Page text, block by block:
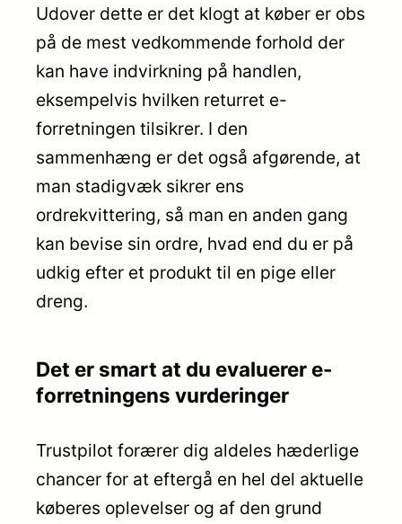
Udover dette er det klogt at køber er obs
på de mest vedkommende forhold der
kan have indvirkning på handlen,
eksempelvis hvilken returret e-
forretningen tilsikrer. I den
sammenhæng er det også afgørende, at
man stadigvæk sikrer ens
ordrekvittering, så man en anden gang
kan bevise sin ordre, hvad end du er på
udkig efter et produkt til en pige eller
dreng.
Det er smart at du evaluerer e-
forretningens vurderinger
Trustpilot forærer dig aldeles hæderlige
chancer for at eftergå en hel del aktuelle
køberes oplevelser og af den grund